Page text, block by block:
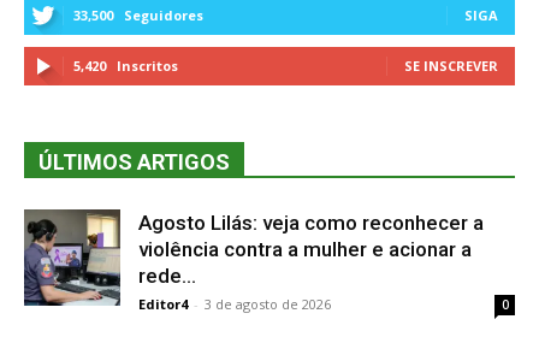
33,500 Seguidores SIGA
5,420 Inscritos SE INSCREVER
ÚLTIMOS ARTIGOS
Agosto Lilás: veja como reconhecer a
violência contra a mulher e acionar a
rede...
Editor4 - 3 de agosto de 2026 0